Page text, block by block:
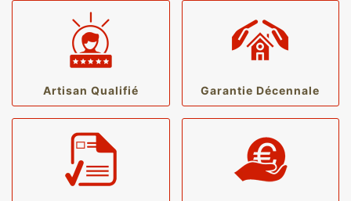
Artisan Qualifié Garantie Décennale